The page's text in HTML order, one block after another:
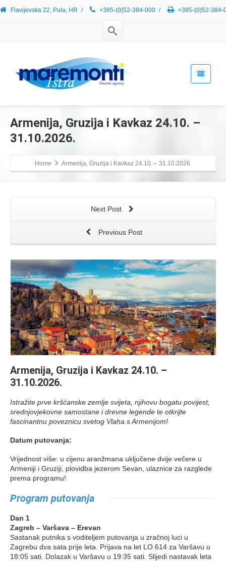
Flavijevska 22, Pula, HR / +385-(0)52-384-000 / +385-(0)52-
Armenija, Gruzija i Kavkaz 24.10. –
31.10.2026.
Home Armenija, Gruzija i Kavkaz 24.10. – 31.10.2026.
Next Post
Previous Post
Armenija, Gruzija i Kavkaz 24.10. –
31.10.2026.
Istražite prve kršćanske zemlje svijeta, njihovu bogatu povijest,
srednjovjekovne samostane i drevne legende te otkrijte
fascinantnu poveznicu svetog Vlaha s Armenijom!
Datum putovanja:
Vrijednost više: u cijenu aranžmana uključene dvije večere u
Armeniji i Gruziji, plovidba jezerom Sevan, ulaznice za razglede
prema programu!
Program putovanja
Dan 1
Zagreb – Varšava – Erevan
Sastanak putnika s voditeljem putovanja u zračnoj luci u
Zagrebu dva sata prije leta. Prijava na let LO 614 za Varšavu u
18:05 sati. Dolazak u Varšavu u 19:35 sati. Slijedi nastavak leta